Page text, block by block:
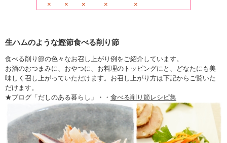
× × × × ×
生ハムのような鰹節食べる削り節
食べる削り節の色々なお召し上がり例をご紹介しています。
お酒のおつまみに、おやつに、お料理のトッピングにと、どなたにも美
味しく召し上がっていただけます。お召し上がり方は下記からご覧いた
だけます。
★ブログ「だしのある暮らし」・・ 食べる削り節レシピ集